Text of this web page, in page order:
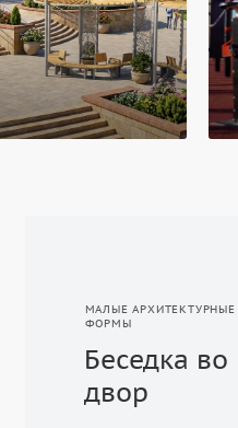
МАЛЫЕ АРХИТЕКТУРНЫЕ
ФОРМЫ
Беседка во
двор